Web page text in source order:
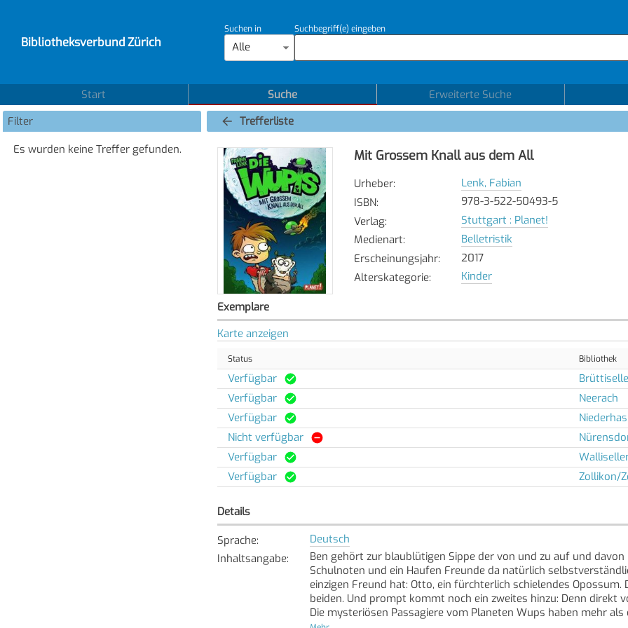
Bibliotheksverbund Zürich
Suchen in
Alle
Suchbegriff(e) eingeben
Start Suche
Erweiterte Suche
Filter
Es wurden keine Treffer gefunden.
Trefferliste
Mit Grossem Knall aus dem All
Urheber:
Lenk, Fabian
ISBN:
978-3-522-50493-5
Verlag:
Stuttgart : Planet!
Medienart:
Belletristik
Erscheinungsjahr:
2017
Alterskategorie: Kinder
Exemplare
Karte anzeigen
Status Bibliothek
Verfügbar
Verfügbar
Neerach
Verfügbar
Nicht verfügbar
Verfügbar
Verfügbar
Zollikon/
Details
Sprache:
Deutsch
Inhaltsangabe:
Ben gehört zur blaublütigen Sippe der von und zu auf und
Schulnoten und ein Haufen Freunde da natürlich
einzigen Freund hat: Otto, ein fürchterlich schielendes
beiden. Und prompt kommt noch ein zweites hinzu: Denn direkt
Die mysteriösen Passagiere vom Planeten Wups haben mehr